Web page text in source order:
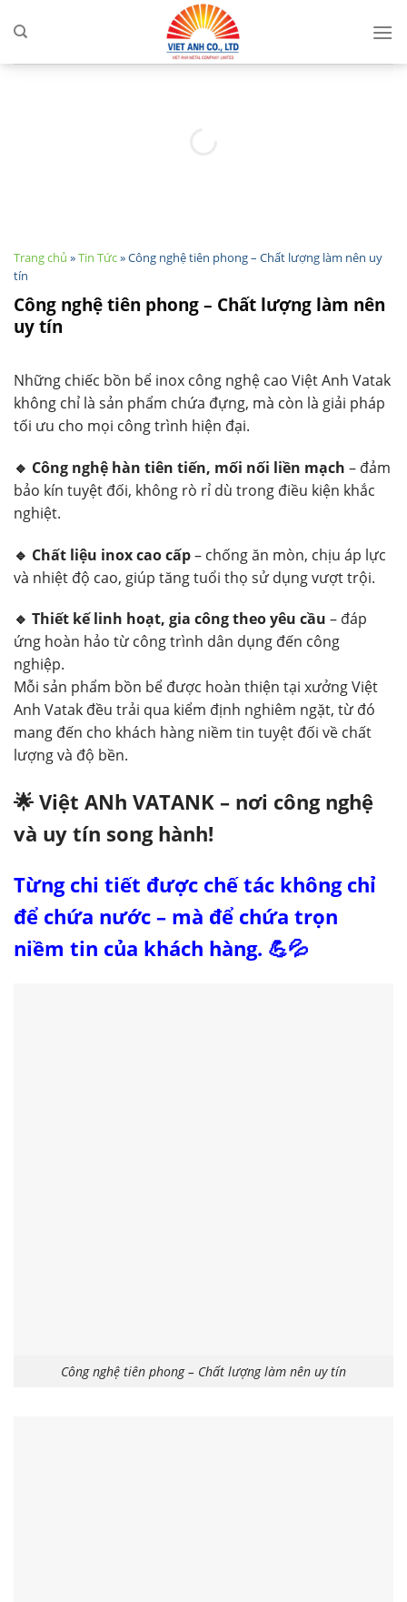
Trang chủ »Tin Tức»Công nghệ tiên phong – Chất lượng làm nên uy
tín
Công nghệ tiên phong – Chất lượng làm nên
uy tín
Những chiếc bồn bể inox công nghệ cao Việt Anh Vatak
không chỉ là sản phẩm chứa đựng, mà còn là giải pháp
tối ưu cho mọi công trình hiện đại.
🔹 Công nghệ hàn tiên tiến, mối nối liền mạch – đảm
bảo kín tuyệt đối, không rò rỉ dù trong điều kiện khắc
nghiệt.
🔹 Chất liệu inox cao cấp– chống ăn mòn, chịu áp lực
và nhiệt độ cao, giúp tăng tuổi thọ sử dụng vượt trội.
🔹 Thiết kế linh hoạt, gia công theo yêu cầu – đáp
ứng hoàn hảo từ công trình dân dụng đến công
nghiệp.
Mỗi sản phẩm bồn bể được hoàn thiện tại xưởng Việt
Anh Vatak đều trải qua kiểm định nghiêm ngặt, từ đó
mang đến cho khách hàng niềm tin tuyệt đối về chất
lượng và độ bền.
🌟 Việt ANh VATANK – nơi công nghệ
và uy tín song hành!
Từng chi tiết được chế tác không chỉ
để chứa nước – mà để chứa trọn
niềm tin của khách hàng. 💪💦
Công nghệ tiên phong – Chất lượng làm nên uy tín